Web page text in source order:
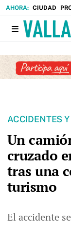
CIUDAD
ACCIDENTES
Un
cruzado
tras una
turismo
El accidente